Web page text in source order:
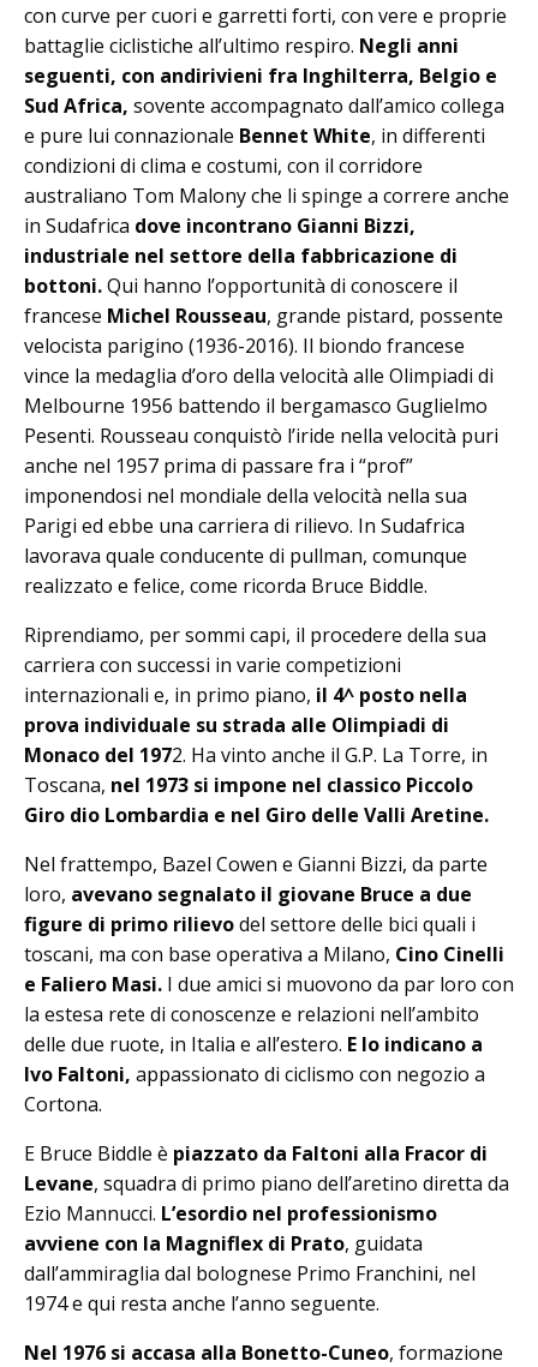
con curve per cuori e garretti forti, con vere e proprie
battaglie ciclistiche all’ultimo respiro. Negli anni
seguenti, con andirivieni fra Inghilterra, Belgio e
Sud Africa, sovente accompagnato dall’amico collega
e pure lui connazionale Bennet White, in differenti
condizioni di clima e costumi, con il corridore
australiano Tom Malony che li spinge a correre anche
in Sudafrica dove incontrano Gianni Bizzi,
industriale nel settore della fabbricazione di
bottoni.Qui hanno l’opportunità di conoscere il
francese Michel Rousseau, grande pistard, possente
velocista parigino (1936-2016). Il biondo francese
vince la medaglia d’oro della velocità alle Olimpiadi di
Melbourne 1956 battendo il bergamasco Guglielmo
Pesenti. Rousseau conquistò l’iride nella velocità puri
anche nel 1957 prima di passare fra i “prof”
imponendosi nel mondiale della velocità nella sua
Parigi ed ebbe una carriera di rilievo. In Sudafrica
lavorava quale conducente di pullman, comunque
realizzato e felice, come ricorda Bruce Biddle.
Riprendiamo, per sommi capi, il procedere della sua
carriera con successi in varie competizioni
internazionali e, in primo piano, il 4^ posto nella
prova individuale su strada alle Olimpiadi di
Monaco del 1972. Ha vinto anche il G.P. La Torre, in
Toscana, nel 1973 si impone nel classico Piccolo
Giro dio Lombardia e nel Giro delle Valli Aretine.
Nel frattempo, Bazel Cowen e Gianni Bizzi, da parte
loro, avevano segnalato il giovane Bruce a due
figure di primo rilievodel settore delle bici quali i
toscani, ma con base operativa a Milano, Cino Cinelli
e Faliero Masi. I due amici si muovono da par loro con
la estesa rete di conoscenze e relazioni nell’ambito
delle due ruote, in Italia e all’estero. E lo indicano a
Ivo Faltoni, appassionato di ciclismo con negozio a
Cortona.
E Bruce Biddle è piazzato da Faltoni alla Fracor di
Levane, squadra di primo piano dell’aretino diretta da
Ezio Mannucci. L’esordio nel professionismo
avviene con la Magniflex di Prato, guidata
dall’ammiraglia dal bolognese Primo Franchini, nel
1974 e qui resta anche l’anno seguente.
Nel 1976 si accasa alla Bonetto-Cuneo, formazione